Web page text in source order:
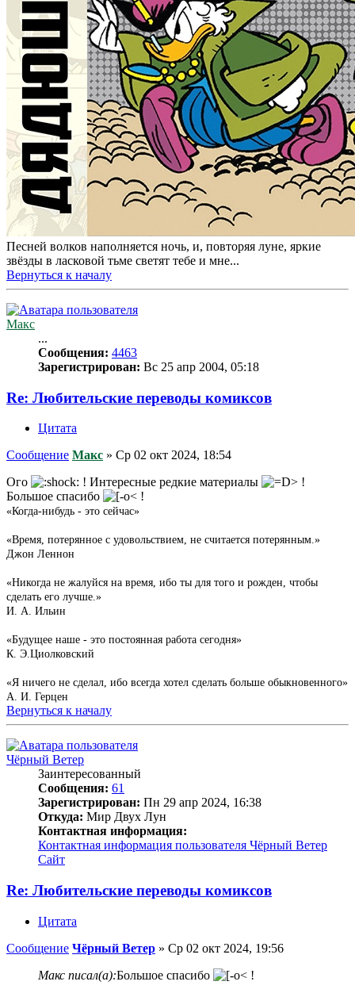
Песней волков наполняется ночь, и, повторяя луне, яркие
звёзды в ласковой тьме светят тебе и мне...
Вернуться к началу
Макс
...
Сообщения: 4463
Зарегистрирован: Вс 25 апр 2004, 05:18
Re: Любительские переводы комиксов
Цитата
Сообщение Макс » Ср 02 окт 2024, 18:54
Ого
! Интересные редкие материалы
!
Большое спасибо
!
«Когда-нибудь - это сейчас»
«Время, потерянное с удовольствием, не считается потерянным.»
Джон Леннон
«Никогда не жалуйся на время, ибо ты для того и рожден, чтобы
сделать его лучше.»
И. А. Ильин
«Будущее наше - это постоянная работа сегодня»
К. Э.Циолковский
«Я ничего не сделал, ибо всегда хотел сделать больше обыкновенного»
А. И. Герцен
Вернуться к началу
Чёрный Ветер
Заинтересованный
Сообщения: 61
Зарегистрирован: Пн 29 апр 2024, 16:38
Откуда: Мир Двух Лун
Контактная информация:
Контактная информация пользователя Чёрный Ветер
Сайт
Re: Любительские переводы комиксов
Цитата
Сообщение Чёрный Ветер » Ср 02 окт 2024, 19:56
Макс писал(а):Большое спасибо !